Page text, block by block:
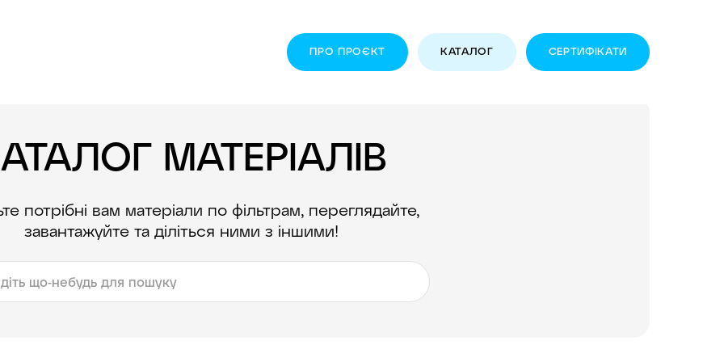
ПРО ПРОЄКТ КАТАЛОГ CЕРТИФІКАТИ
МАТЕРІАЛІВ
потрібні вам матеріали по фільтрам, переглядайте,
завантажуйте та діліться ними з іншими!